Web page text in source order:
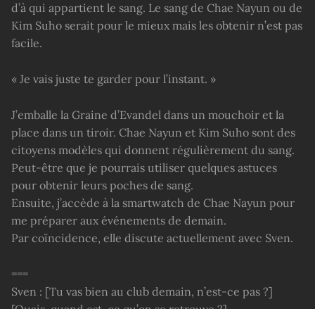
d’à qui appartient le sang. Le sang de Chae Nayun ou de
Kim Suho serait pour le mieux mais les obtenir n’est pas
facile.
« Je vais juste te garder pour l’instant. »
J’emballe la Graine d’Evandel dans un mouchoir et la
place dans un tiroir. Chae Nayun et Kim Suho sont des
citoyens modèles qui donnent régulièrement du sang.
Peut-être que je pourrais utiliser quelques astuces
pour obtenir leurs poches de sang.
Ensuite, j’accède à la smartwatch de Chae Nayun pour
me préparer aux événements de demain.
Par coïncidence, elle discute actuellement avec Sven.
===
Sven : [Tu vas bien au club demain, n’est-ce pas ?]